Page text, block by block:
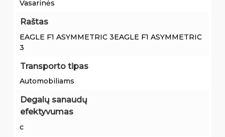
Vasarinės
Raštas
EAGLE F1 ASYMMETRIC 3EAGLE F1 ASYMMETRIC
3
Transporto tipas
Automobiliams
Degalų sanaudų
efektyvumas
c